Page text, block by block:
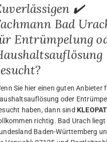
✔️
Bad
Entrümpelung
Sie hier einen guten Anbieter
oder
haben, dann sind
richtig. Bad Urach liegt
Baden-Württemberg